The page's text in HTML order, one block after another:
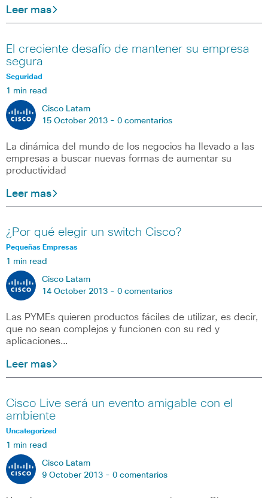
Leer mas
El creciente desafío de mantener su empresa
segura
Seguridad
1 min read
Cisco Latam
15 October 2013 - 0 comentarios
La dinámica del mundo de los negocios ha llevado a las
empresas a buscar nuevas formas de aumentar su
productividad
Leer mas
¿Por qué elegir un switch Cisco?
Pequeñas Empresas
1 min read
Cisco Latam
14 October 2013 - 0 comentarios
Las PYMEs quieren productos fáciles de utilizar, es decir,
que no sean complejos y funcionen con su red y
aplicaciones…
Leer mas
Cisco Live será un evento amigable con el
ambiente
Uncategorized
1 min read
Cisco Latam
9 October 2013 - 0 comentarios